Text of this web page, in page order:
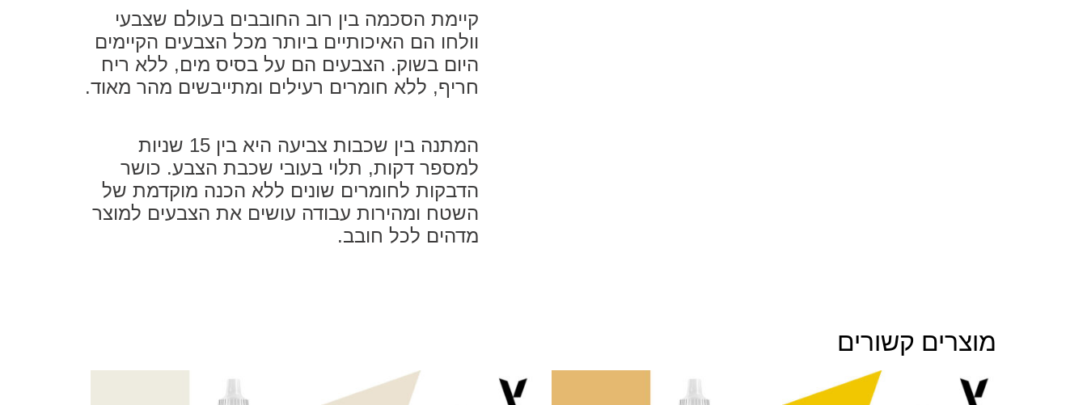
קיימת הסכמה בין רוב החובבים בעולם שצבעי
וולחו הם האיכותיים ביותר מכל הצבעים הקיימים
היום בשוק. הצבעים הם על בסיס מים, ללא ריח
חריף, ללא חומרים רעילים ומתייבשים מהר מאוד.
המתנה בין שכבות צביעה היא בין 15 שניות
למספר דקות, תלוי בעובי שכבת הצבע. כושר
הדבקות לחומרים שונים ללא הכנה מוקדמת של
השטח ומהירות עבודה עושים את הצבעים למוצר
מדהים לכל חובב.
מוצרים קשורים